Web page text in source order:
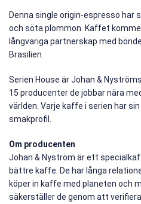
Denna single origin-espresso har
och söta plommon. Kaffet
långvariga partnerskap med
Brasilien.
Serien House är Johan &
15 producenter de jobbar nära
världen. Varje kaffe i serien har
smakprofil.
Om producenten
Johan & Nyström är ett
bättre kaffe. De har långa
köper in kaffe med planeten och
säkerställer de genom att